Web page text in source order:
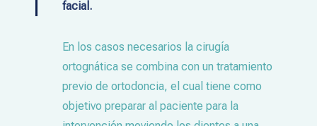
facial.
En los casos necesarios la cirugía
ortognática se combina con un tratamiento
previo de ortodoncia, el cual tiene como
objetivo preparar al paciente para la